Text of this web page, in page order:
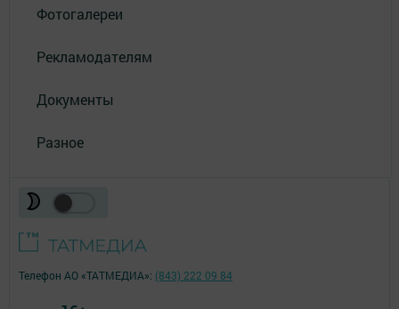
Фотогалереи
Рекламодателям
Документы
Разное
Телефон АО «ТАТМЕДИА»: (843) 222 09 84